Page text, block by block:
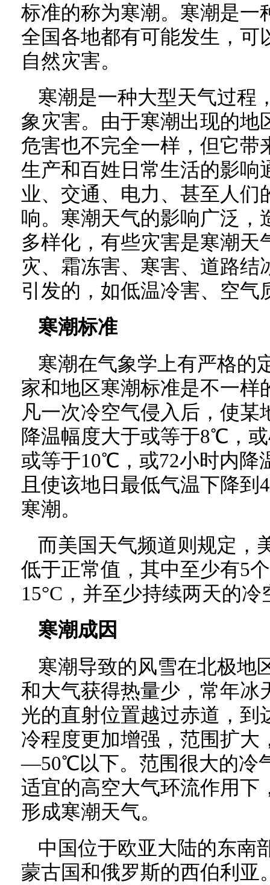
标准的称为寒潮。寒潮是一
全国各地都有可能发生，可
自然灾害。
寒潮是一种大型天气过程
象灾害。由于寒潮出现的地
危害也不完全一样，但它带
生产和百姓日常生活的影响
业、交通、电力、甚至人们
响。寒潮天气的影响广泛，
多样化，有些灾害是寒潮天
灾、霜冻害、寒害、道路结
引发的，如低温冷害、空气
寒潮标准
寒潮在气象学上有严格的
家和地区寒潮标准是不一样
凡一次冷空气侵入后，使某
降温幅度大于或等于8℃，
或等于10℃，或72小时内降
且使该地日最低气温下降
寒潮。
而美国天气频道则规定，
低于正常值，其中至少有5
15°C，并至少持续两天的
寒潮成因
寒潮导致的风雪在北极地
和大气获得热量少，常年冰
光的直射位置越过赤道，到
冷程度更加增强，范围扩
—50℃以下。范围很大的冷
适宜的高空大气环流作用下
形成寒潮天气。
中国位于欧亚大陆的东南
蒙古国和俄罗斯的西伯利亚